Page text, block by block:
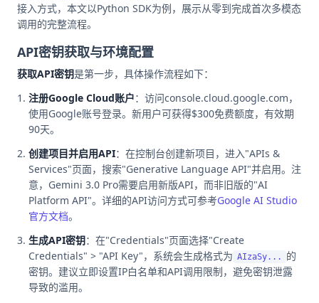
接入方式，本文以Python SDK为例，展示从零到完成首次多模态
调用的完整流程。
API密钥获取与环境配置
获取API密钥是第一步，具体操作流程如下：
注册Google Cloud账户：访问console.cloud.google.com，
使用Google账号登录。新用户可获得$300免费额度，有效期
90天。
创建项目并启用API：在控制台创建新项目，进入"APIs &
Services"页面，搜索"Generative Language API"并启用。注
意，Gemini 3.0 Pro需要启用新版API，而非旧版的"AI
Platform API"。详细的API访问方式可参考Google AI Studio
官方文档。
生成API密钥：在"Credentials"页面选择"Create
Credentials" > "API Key"，系统会生成格式为 AIzaSy...
的
密钥。建议立即设置IP白名单和API调用限制，避免密钥泄露
导致的滥用。